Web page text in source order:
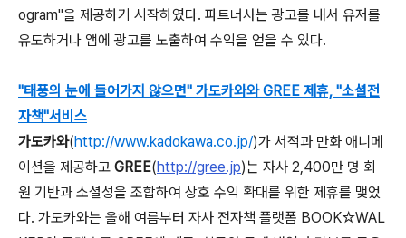
ogram"을 제공하기 시작하였다. 파트너사는 광고를 내서 유저를
유도하거나 앱에 광고를 노출하여 수익을 얻을 수 있다.
"태풍의 눈에 들어가지 않으면" 가도카와와 GREE 제휴, "소셜전
자책"서비스
가도카와(http://www.kadokawa.co.jp/)가 서적과 만화 애니메
이션을 제공하고 GREE(http://gree.jp)는 자사 2,400만 명 회
원 기반과 소셜성을 조합하여 상호 수익 확대를 위한 제휴를 맺었
다. 가도카와는 올해 여름부터 자사 전자책 플랫폼 BOOK☆WAL